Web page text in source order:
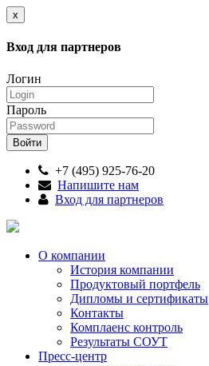
x
Вход для партнеров
Логин
Пароль
+7 (495) 925-76-20
Напишите нам
Вход для партнеров
О компании
История компании
Продуктовый портфель
Дипломы и сертификаты
Контакты
Комплаенс контроль
Результаты СОУТ
Пресс-центр